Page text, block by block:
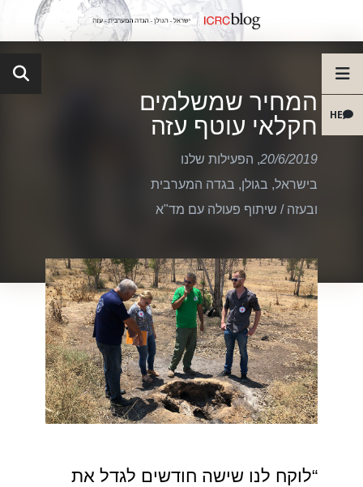
HE
המחיר שמשלמים
חקלאי עוטף עזה
20/6/2019
, הפעילות שלנו
בישראל, בגולן, בגדה המערבית
ובעזה / שיתוף פעולה עם מד"א
“לוקח לנו שישה חודשים לגדל את